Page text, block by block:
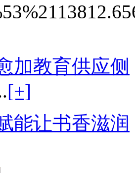
加教育供应侧
[+]
能让书香滋润